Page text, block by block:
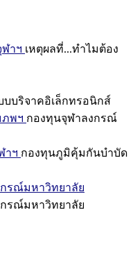
าฯ เหตุผลที่...ทำไมต้อง
บบริจาคอิเล็กทรอนิกส์
พฯ กองทุนจุฬาลงกรณ์
าฯ กองทุนภูมิคุ้มกันบำบัด
กรณ์มหาวิทยาลัย
กรณ์มหาวิทยาลัย